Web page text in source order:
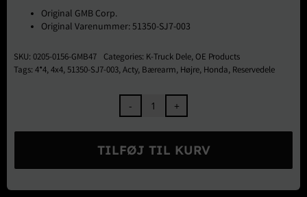
Original GMB Corp.
Original Varenummer: 51350-SJ7-003
SKU: 0205-0156-GMB47 Categories: K-Truck Dele,OE Products
Tags: 4*4,4x4, 51350-SJ7-003,Acty, Bærearm, Højre, Honda, Reservedele
GMB
Nedre
Bærearm
Højre
-
TILFØJ TIL KURV